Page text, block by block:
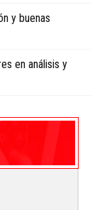
y buenas
en análisis y